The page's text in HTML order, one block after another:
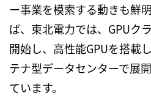
ー事業を模索する動きも鮮
ば、東北電力では、 GPUク
開始し、高性能GPUを搭載
テナ型データセンターで展
ています。